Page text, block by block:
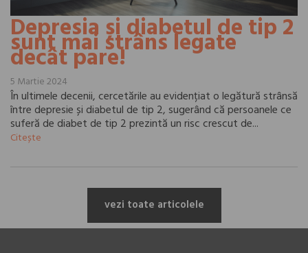
Depresia și diabetul de tip 2
sunt mai strâns legate
decât pare!
5 Martie 2024
În ultimele decenii, cercetările au evidențiat o legătură strânsă
între depresie și diabetul de tip 2, sugerând că persoanele ce
suferă de diabet de tip 2 prezintă un risc crescut de...
Citește
vezi toate articolele